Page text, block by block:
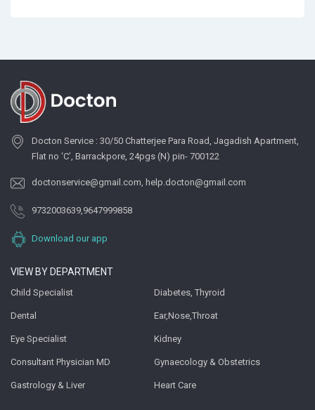
Docton Service : 30/50 Chatterjee Para Road, Jagadish Apartment,
Flat no ‘C’, Barrackpore, 24pgs (N) pin- 700122
doctonservice@gmail.com, help.docton@gmail.com
9732003639,9647999858
Download our app
VIEW BY DEPARTMENT
Child Specialist Diabetes, Thyroid
Dental Ear,Nose,Throat
Eye Specialist Kidney
Consultant Physician MD Gynaecology & Obstetrics
Gastrology & Liver Heart Care